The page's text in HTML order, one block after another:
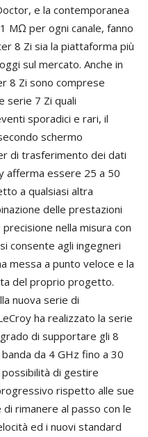
e la contemporanea
MΩ per ogni canale, fanno
8 Zi sia la piattaforma più
sul mercato. Anche in
8 Zi sono comprese
serie 7 Zi quali
sporadici e rari, il
schermo
di trasferimento dei dati
afferma essere 25 a 50
a qualsiasi altra
delle prestazioni
nella misura con
consente agli ingegneri
messa a punto veloce e la
del proprio progetto.
nuova serie di
ha realizzato la serie
di supportare gli 8
da 4 GHz fino a 30
di gestire
rispetto alle sue
rimanere al passo con le
ed i nuovi standard